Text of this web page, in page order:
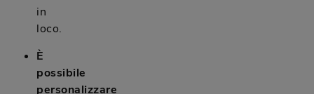
in
loco.
È
possibile
personalizzare